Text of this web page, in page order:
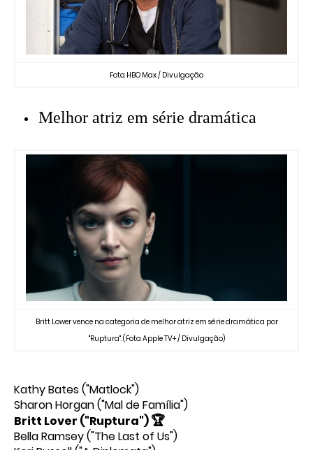
Foto: HBO Max / Divulgação
Melhor atriz em série dramática
Britt Lower vence na categoria de melhor atriz em série dramática por
"Ruptura". (Foto: Apple TV+ / Divulgação)
Kathy Bates ("Matlock")
Sharon Horgan ("Mal de Família")
Britt Lover ("Ruptura")🏆
Bella Ramsey ("The Last of Us")